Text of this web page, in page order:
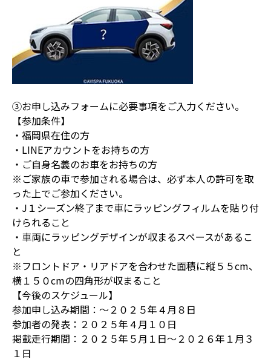
③お申し込みフォームに必要事項をご入力ください。
【参加条件】
・福岡県在住の方
・LINEアカウントをお持ちの方
・ご自身名義のお車をお持ちの方
※ご家族の車で参加される場合は、必ず本人の許可を取
った上でご参加ください。
・J１シーズン終了まで車にラッピングフィルムを貼り付
けられること
・車両にラッピングデザインが収まるスペースがあるこ
と
※フロントドア・リアドアを合わせた面積に縦５５cm、
横１５０cmの四角形が収まること
【今後のスケジュール】
参加申し込み期間：～２０２５年４月８日
参加者の発表：２０２５年４月１０日
掲載走行期間：２０２５年５月１日～２０２６年１月３
１日